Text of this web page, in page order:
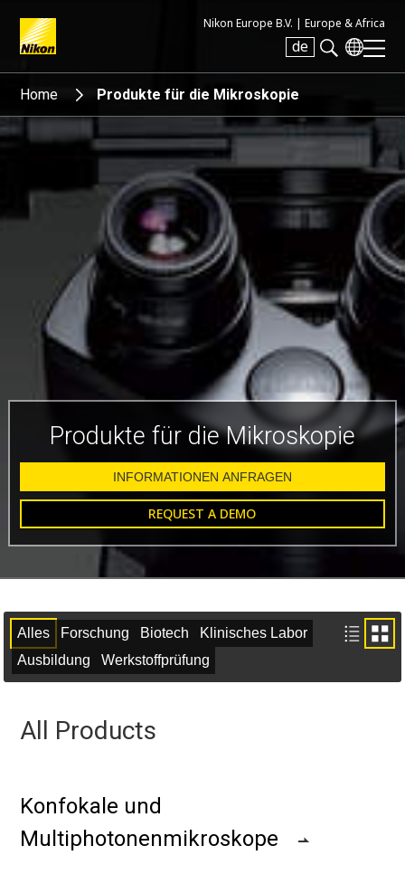
Nikon Europe B.V. | Europe & Africa
de
Search keyword(s)
Home Produkte für die Mikroskopie
Produkte für die Mikroskopie
INFORMATIONEN ANFRAGEN
REQUEST A DEMO
Alles Forschung Biotech
Klinisches Labor
Ausbildung
Werkstoffprüfung
All Products
Konfokale und
Multiphotonenmikroskope